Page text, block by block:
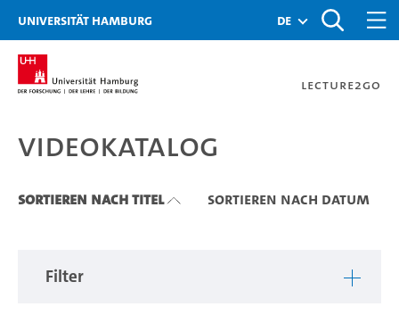
Zu den Filtern
Zur Metanavigation
Zur Hauptnavigation
Zur Suche
Zum Inhalt
Zum Seitenfuss
Universität Hamburg de
Lecture2Go
Videokatalog
Videokatalog
Sortieren nach Titel Sortieren nach Datum
Filter